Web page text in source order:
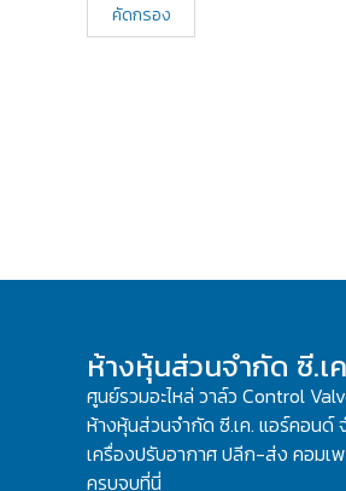
คัดกรอง
ห้างหุ้นส่วนจำกัด ซี.เ
ศูนย์รวมอะไหล่ วาล์ว Control
ห้างหุ้นส่วนจำกัด ซี.เค. แอร์คอน
เครื่องปรับอากาศ ปลีก-ส่ง คอมเ
ครบจบที่นี่